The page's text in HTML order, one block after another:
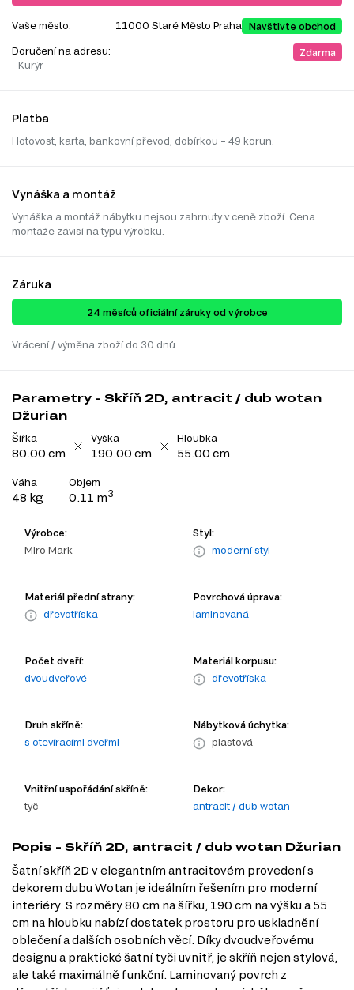
Vaše město: 11000 Staré Město Praha Navštivte obchod
Doručení na adresu:
- Kurýr
Zdarma
Platba
Hotovost, karta, bankovní převod, dobírkou – 49 korun.
Vynáška a montáž
Vynáška a montáž nábytku nejsou zahrnuty v ceně zboží. Cena
montáže závisí na typu výrobku.
Záruka
24 ​​​​měsíců oficiální záruky od výrobce
Vrácení / výměna zboží do 30 dnů
Parametry - Skříň 2D, antracit / dub wotan
Džurian
Šířka
80.00 cm
Výška
190.00 cm
Hloubka
55.00 cm
Váha
48 kg
Objem
0.11 m3
Výrobce:
Miro Mark
Styl:
moderní styl
Materiál přední strany:
dřevotříska
Povrchová úprava:
laminovaná
Počet dveří:
dvoudveřové
Materiál korpusu:
dřevotříska
Druh skříně:
s otevíracími dveřmi
Nábytková úchytka:
plastová
Vnitřní uspořádání skříně:
tyč
Dekor:
antracit / dub wotan
Popis - Skříň 2D, antracit / dub wotan Džurian
Šatní skříň 2D v elegantním antracitovém provedení s
dekorem dubu Wotan je ideálním řešením pro moderní
interiéry. S rozměry 80 cm na šířku, 190 cm na výšku a 55
cm na hloubku nabízí dostatek prostoru pro uskladnění
oblečení a dalších osobních věcí. Díky dvoudveřovému
designu a praktické šatní tyči uvnitř, je skříň nejen stylová,
ale také maximálně funkční. Laminovaný povrch z